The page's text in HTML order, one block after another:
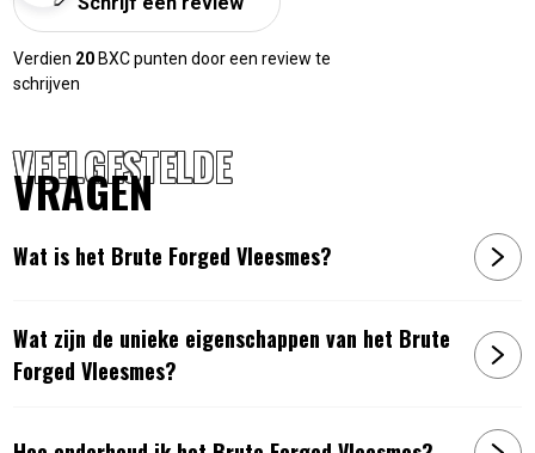
Verdien 20 BXC punten door een review te
schrijven
VEELGESTELDE
VRAGEN
Wat is het Brute Forged Vleesmes?
Wat zijn de unieke eigenschappen van het Brute
Forged Vleesmes?